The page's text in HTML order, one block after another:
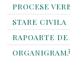
PROCESE
STARE CIVILA
RAPOARTE